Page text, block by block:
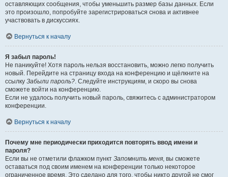
оставляющих сообщения, чтобы уменьшить размер базы данных. Если
это произошло, попробуйте зарегистрироваться снова и активнее
участвовать в дискуссиях.
Вернуться к началу
Я забыл пароль!
Не паникуйте! Хотя пароль нельзя восстановить, можно легко получить
новый. Перейдите на страницу входа на конференцию и щёлкните на
ссылку Забыли пароль?. Следуйте инструкциям, и скоро вы снова
сможете войти на конференцию.
Если не удалось получить новый пароль, свяжитесь с администратором
конференции.
Вернуться к началу
Почему мне периодически приходится повторять ввод имени и
пароля?
Если вы не отметили флажком пункт Запомнить меня, вы сможете
оставаться под своим именем на конференции только некоторое
ограниченное время. Это сделано для того, чтобы никто другой не смог